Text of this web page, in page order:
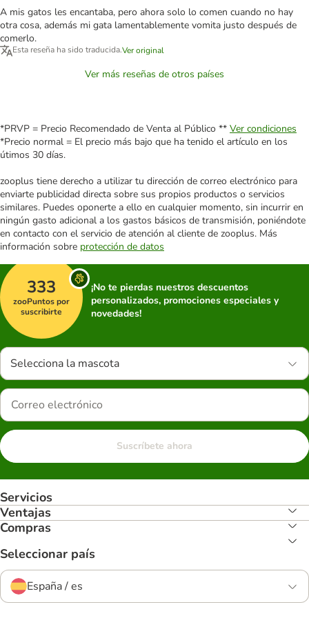
A mis gatos les encantaba, pero ahora solo lo comen cuando no hay
otra cosa, además mi gata lamentablemente vomita justo después de
comerlo.
Esta reseña ha sido traducida.Ver original
Ver más reseñas de otros países
*PRVP = Precio Recomendado de Venta al Público ** Ver condiciones
*Precio normal = El precio más bajo que ha tenido el artículo en los
útimos 30 días.
zooplus tiene derecho a utilizar tu dirección de correo electrónico para
enviarte publicidad directa sobre sus propios productos o servicios
similares. Puedes oponerte a ello en cualquier momento, sin incurrir en
ningún gasto adicional a los gastos básicos de transmisión, poniéndote
en contacto con el servicio de atención al cliente de zooplus. Más
información sobre protección de datos
333
zooPuntos por
suscribirte
¡No te pierdas nuestros descuentos
personalizados, promociones especiales y
novedades!
Selecciona la mascota
Suscríbete ahora
Servicios
Ventajas
Compras
Seleccionar país
España / es